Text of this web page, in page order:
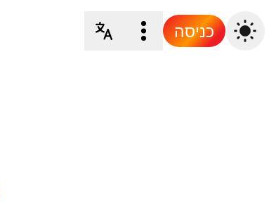
כניסה